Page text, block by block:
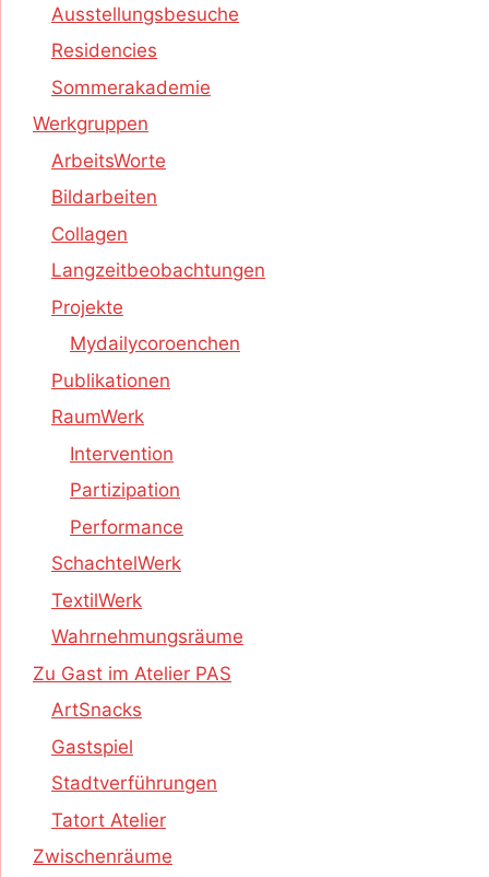
Ausstellungsbesuche
Residencies
Sommerakademie
Werkgruppen
ArbeitsWorte
Bildarbeiten
Collagen
Langzeitbeobachtungen
Projekte
Mydailycoroenchen
Publikationen
RaumWerk
Intervention
Partizipation
Performance
SchachtelWerk
TextilWerk
Wahrnehmungsräume
Zu Gast im Atelier PAS
ArtSnacks
Gastspiel
Stadtverführungen
Tatort Atelier
Zwischenräume